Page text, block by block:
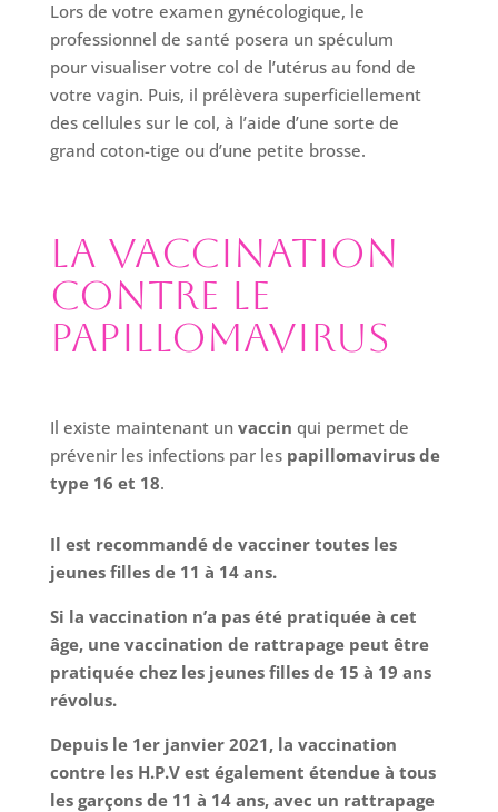
Lors de votre examen gynécologique, le
professionnel de santé posera un spéculum
pour visualiser votre col de l’utérus au fond de
votre vagin. Puis, il prélèvera superficiellement
des cellules sur le col, à l’aide d’une sorte de
grand coton-tige ou d’une petite brosse.
La vaccination
contre le
papillomavirus
Il existe maintenant un vaccin qui permet de
prévenir les infections par les papillomavirus de
type 16 et 18.
Il est recommandé de vacciner toutes les
jeunes filles de 11 à 14 ans.
Si la vaccination n’a pas été pratiquée à cet
âge, une vaccination de rattrapage peut être
pratiquée chez les jeunes filles de 15 à 19 ans
révolus.
Depuis le 1er janvier 2021, la vaccination
contre les H.P.V est également étendue à tous
les garçons de 11 à 14 ans, avec un rattrapage